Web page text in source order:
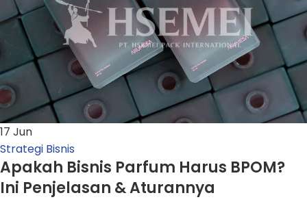
17 Jun
Strategi Bisnis
Apakah Bisnis Parfum Harus BPOM?
Ini Penjelasan & Aturannya